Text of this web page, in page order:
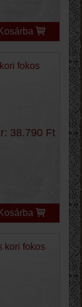
Kosárba
fokos
38.790 Ft
Kosárba
kori fokos